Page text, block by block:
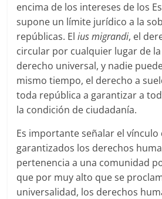
encima de los intereses de los
supone un límite jurídico a la
repúblicas. Elius migrandi, el
circular por cualquier lugar de
derecho universal, y nadie
mismo tiempo, el derecho a
toda república a garantizar a
la condición de ciudadanía.
Es importante señalar el
garantizados los derechos
pertenencia a una comunidad
que por muy alto que se
universalidad, los derechos